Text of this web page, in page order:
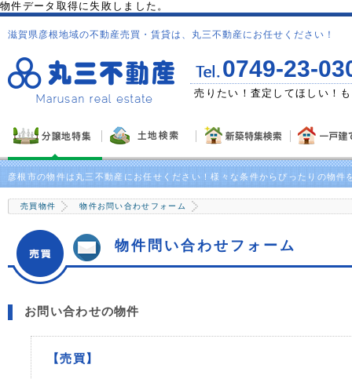
物件データ取得に失敗しました。
滋賀県彦根地域の不動産売買・賃貸は、丸三不動産にお任せください！
0749-23-
ント！ 売りたい！査定してほしい！
彦根市の物件は丸三不動産にお任せください！様々な条件からぴったりの物件
売買物件 物件お問い合わせフォーム
物件問い合わせフォーム
お問い合わせの物件
【売買】